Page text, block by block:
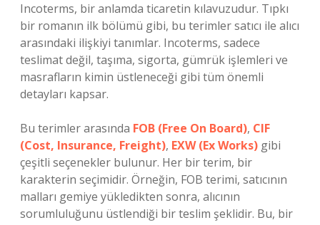
Incoterms, bir anlamda ticaretin kılavuzudur. Tıpkı
bir romanın ilk bölümü gibi, bu terimler satıcı ile alıcı
arasındaki ilişkiyi tanımlar. Incoterms, sadece
teslimat değil, taşıma, sigorta, gümrük işlemleri ve
masrafların kimin üstleneceği gibi tüm önemli
detayları kapsar.
Bu terimler arasında FOB (Free On Board), CIF
(Cost, Insurance, Freight), EXW (Ex Works) gibi
çeşitli seçenekler bulunur. Her bir terim, bir
karakterin seçimidir. Örneğin, FOB terimi, satıcının
malları gemiye yükledikten sonra, alıcının
sorumluluğunu üstlendiği bir teslim şeklidir. Bu, bir